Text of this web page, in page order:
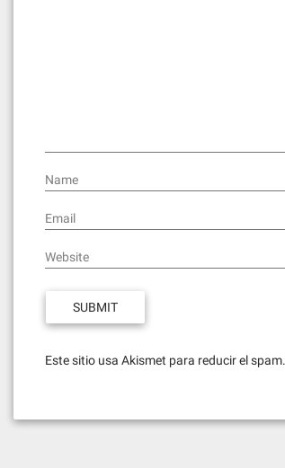
Name
Email
Website
Este sitio usa Akismet para reducir el spam.